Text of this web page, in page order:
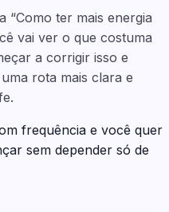
“Como ter mais energia
vai ver o que costuma
a corrigir isso e
rota mais clara e
frequência e você quer
sem depender só de